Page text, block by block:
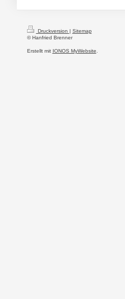
Druckversion | Sitemap
© Hanfried Brenner
Erstellt mit IONOS MyWebsite